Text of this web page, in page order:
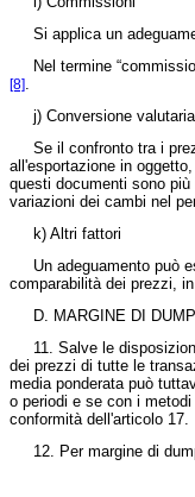
Si applica un
Nel termine
[8].
j) Conversione valutaria
Se il confronto tra i
all'esportazione in
questi documenti sono
variazioni dei cambi nel
k) Altri fattori
Un adeguamento può
comparabilità dei prezzi,
D. MARGINE DI
11. Salve le disposizioni
dei prezzi di tutte le
media ponderata può
o periodi e se con i
conformità dell'articolo 17.
12. Per margine di